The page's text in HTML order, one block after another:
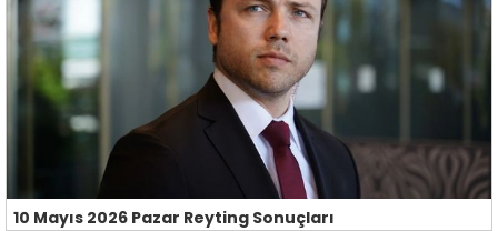
10 Mayıs 2026 Pazar Reyting Sonuçları